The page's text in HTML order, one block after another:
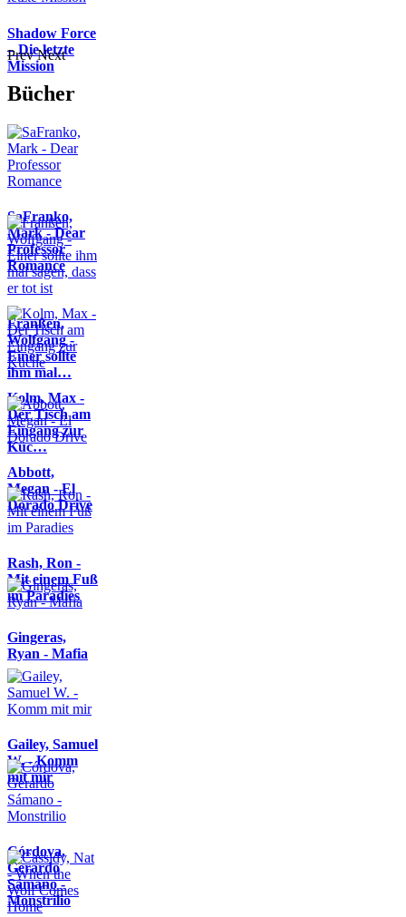
Shadow Force
– Die letzte
Mission
Prev Next
Bücher
SaFranko,
Mark - Dear
Professor
Romance
Franßen,
Wolfgang -
Einer sollte
ihm mal…
Kolm, Max -
Der Tisch am
Eingang zur
Küc…
Abbott,
Megan - El
Dorado Drive
Rash, Ron -
Mit einem Fuß
im Paradies
Gingeras,
Ryan - Mafia
Gailey, Samuel
W. - Komm
mit mir
Córdova,
Gerardo
Sámano -
Monstrilio